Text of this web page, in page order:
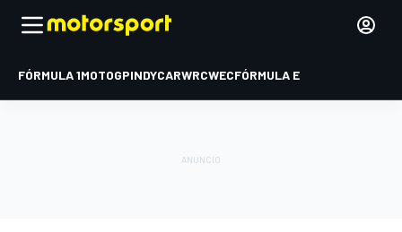
FÓRMULA 1MOTOGPINDYCARWRCWECFÓRMULA E